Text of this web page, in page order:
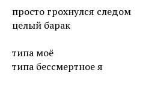
просто грохнулся следом
целый барак
типа моё
типа бессмертное я